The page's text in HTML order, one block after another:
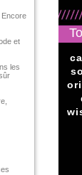
et
les